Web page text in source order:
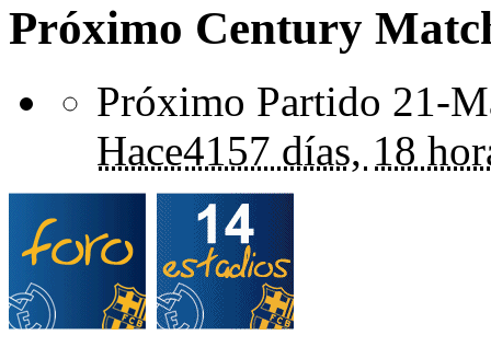
Próximo Century
Próximo Partido 21-
Hace4157 días, 18